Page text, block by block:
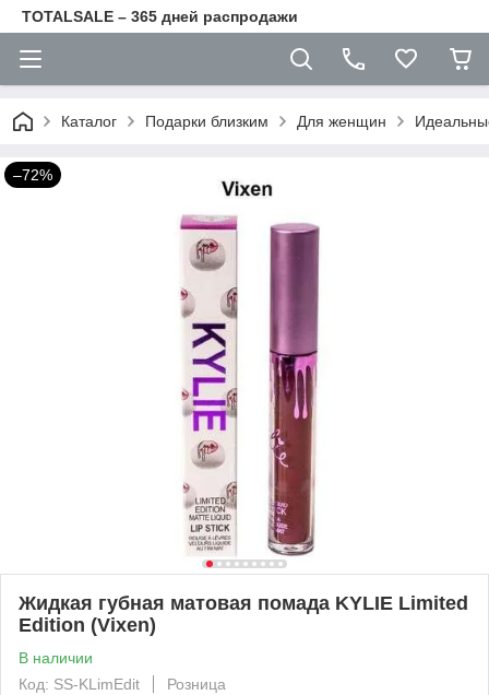
TOTALSALE – 365 дней распродажи
Каталог Подарки близким Для женщин
–72%
Жидкая губная матовая помада KYLIE Limited
Edition (Vixen)
В наличии
Код: SS-KLimEdit
Розница